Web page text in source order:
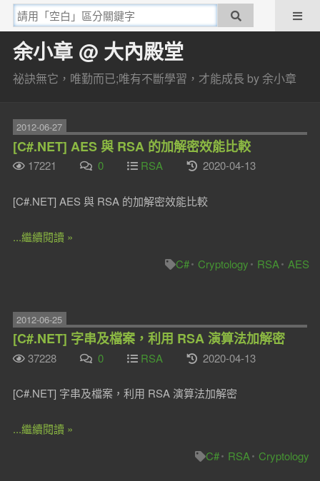
余小章 @ 大內殿堂
祕訣無它，唯勤而已;唯有不斷學習，才能成長 by 余小章
2012-06-27
[C#.NET] AES 與 RSA 的加解密效能比較
17221 0 RSA 2020-04-13
[C#.NET] AES 與 RSA 的加解密效能比較
...繼續閱讀 »
C#
Cryptology RSA AES
2012-06-25
[C#.NET] 字串及檔案，利用 RSA 演算法加解密
37228 0 RSA 2020-04-13
[C#.NET] 字串及檔案，利用 RSA 演算法加解密
...繼續閱讀 »
C#
RSA Cryptology